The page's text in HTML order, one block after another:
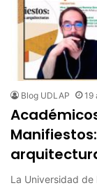
Blog UDLAP 19
La Universidad de